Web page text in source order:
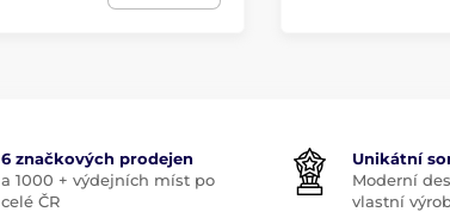
6 značkových prodejen
a 1000 + výdejních míst po
celé ČR
Unikátní
Moderní
vlastní